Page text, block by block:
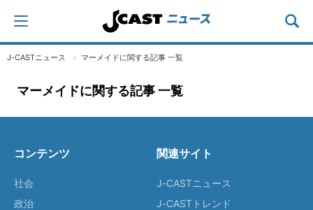
J-CASTニュース マーメイドに関する記事 一覧
マーメイドに関する記事 一覧
コンテンツ
社会
政治
関連サイト
J-CASTニュース
J-CASTトレンド